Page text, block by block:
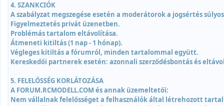
4. SZANKCIÓK
A szabályzat megszegése esetén a moderátorok a jogsértés
Figyelmeztetés privát üzenetben.
Problémás tartalom eltávolítása.
Átmeneti kitiltás (1 nap - 1 hónap).
Végleges kitiltás a fórumról, minden tartalommal együtt.
Kereskedői partnerek esetén: azonnali szerződésbontás és
5. FELELŐSSÉG KORLÁTOZÁSA
A FORUM.RCMODELL.COM és annak üzemeltetői:
Nem vállalnak felelősséget a felhasználók által létrehozott